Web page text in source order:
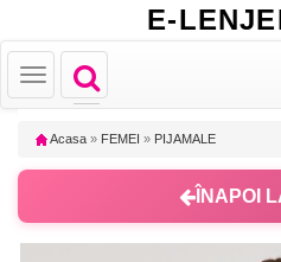
E-
Toggle
navigation
Toggle
navigation
Acasa » FEMEI » PIJAMALE
ÎNAPOI